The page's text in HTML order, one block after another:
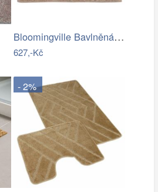
Bloomingville Bavlněná koupelnová…
627,-Kč
- 2%